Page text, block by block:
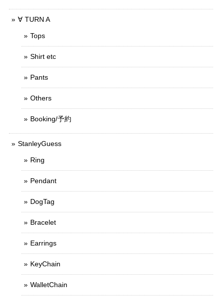
∀ TURN A
Tops
Shirt etc
Pants
Others
Booking/予約
StanleyGuess
Ring
Pendant
DogTag
Bracelet
Earrings
KeyChain
WalletChain